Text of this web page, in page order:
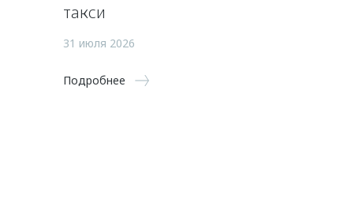
такси
31 июля 2026
Подробнее